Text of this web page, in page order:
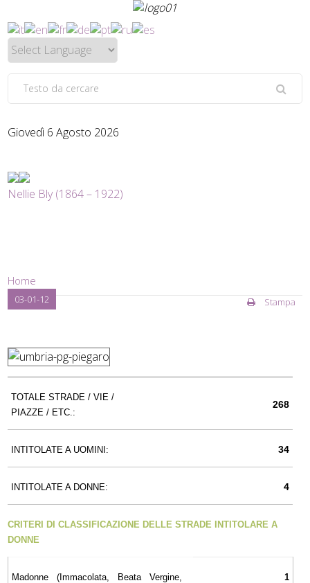
Giovedì 6 Agosto 2026
Nellie Bly (1864 – 1922)
Home
03-01-12 Stampa
TOTALE STRADE / VIE /
PIAZZE / ETC.:
268
INTITOLATE A UOMINI: 34
INTITOLATE A DONNE: 4
CRITERI DI CLASSIFICAZIONE DELLE STRADE INTITOLARE A
DONNE
Madonne (Immacolata, Beata Vergine,
1